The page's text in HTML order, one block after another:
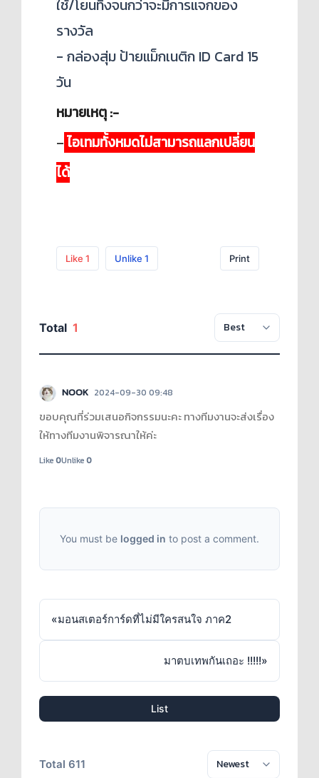
ใช้/โยนทิ้งจนกว่าจะมีการแจกของ
รางวัล
- กล่องสุ่ม ป้ายแม็กเนติก ID Card 15
วัน
หมายเหตุ :-
–ไอเทมทั้งหมดไม่สามารถแลกเปลี่ยน
ได้
Like 1 Unlike 1 Print
Total 1
NOOK 2024-09-30 09:48
ขอบคุณที่ร่วมเสนอกิจกรรมนะคะ ทางทีมงานจะส่งเรื่อง
ให้ทางทีมงานพิจารณาให้ค่ะ
Like0Unlike0
You must be logged in to post a comment.
«มอนสเตอร์การ์ดที่ไม่มีใครสนใจ ภาค2
มาตบเทพกันเถอะ !!!!!»
List
Total 611